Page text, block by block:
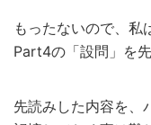
もったないので、私
Part4の「設問」を
先読みした内容を、